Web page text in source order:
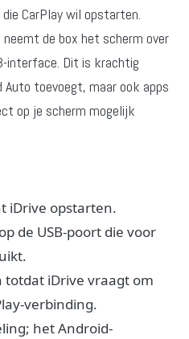
CarPlay wil opstarten.
neemt de box het scherm over
interface. Dit is krachtig
toevoegt, maar ook apps
op je scherm mogelijk
iDrive opstarten.
de USB-poort die voor
totdat iDrive vraagt om
verbinding.
het Android-